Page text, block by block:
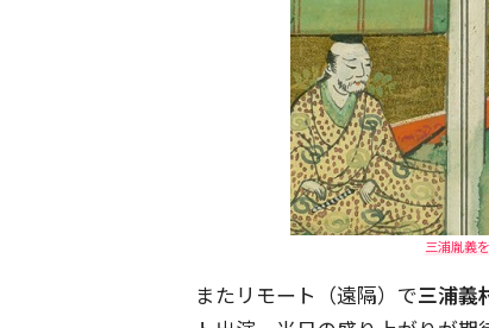
三浦胤義
またリモート（遠隔）で三浦義